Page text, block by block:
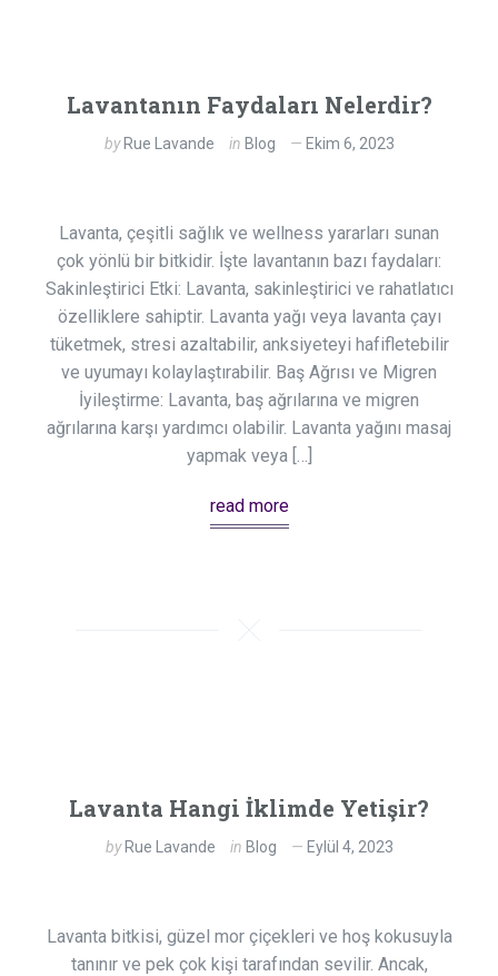
Lavantanın Faydaları Nelerdir?
by Rue Lavande in Blog Ekim 6, 2023
Lavanta, çeşitli sağlık ve wellness yararları sunan
çok yönlü bir bitkidir. İşte lavantanın bazı faydaları:
Sakinleştirici Etki: Lavanta, sakinleştirici ve rahatlatıcı
özelliklere sahiptir. Lavanta yağı veya lavanta çayı
tüketmek, stresi azaltabilir, anksiyeteyi hafifletebilir
ve uyumayı kolaylaştırabilir. Baş Ağrısı ve Migren
İyileştirme: Lavanta, baş ağrılarına ve migren
ağrılarına karşı yardımcı olabilir. Lavanta yağını masaj
yapmak veya […]
read more
Lavanta Hangi İklimde Yetişir?
by Rue Lavande in Blog Eylül 4, 2023
Lavanta bitkisi, güzel mor çiçekleri ve hoş kokusuyla
tanınır ve pek çok kişi tarafından sevilir. Ancak,